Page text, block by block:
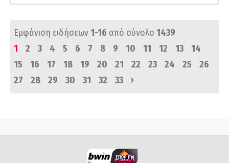
Εμφάνιση ειδήσεων1-16 από σύνολο 1439
1
2 3 4 5 6 7 8 9 10 11 12 13
14
15
16 17 18 19 20 21 22 23 24 25
26
27
28 29 30 31 32 33 ›